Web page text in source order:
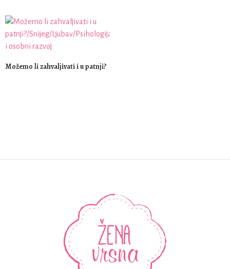
Možemo li zahvaljivati i u patnji?